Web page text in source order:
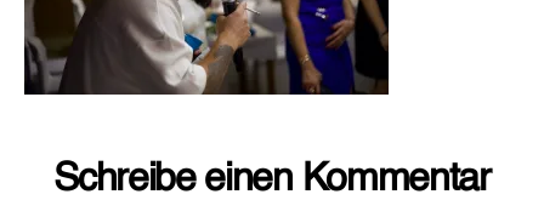
Schreibe einen Kommentar